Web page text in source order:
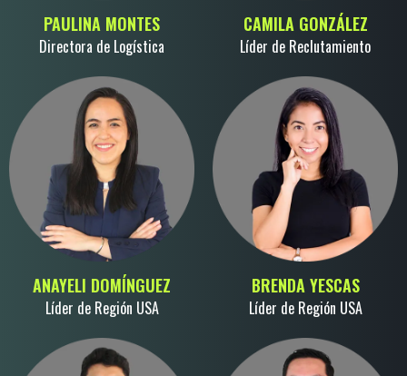
PAULINA MONTES
Directora de Logística
CAMILA GONZÁLEZ
Líder de Reclutamiento
ANAYELI DOMÍNGUEZ
Líder de Región USA
BRENDA YESCAS
Líder de Región USA